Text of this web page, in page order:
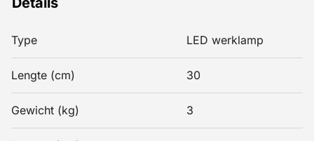
Type LED werklamp
Lengte (cm) 30
Gewicht (kg) 3